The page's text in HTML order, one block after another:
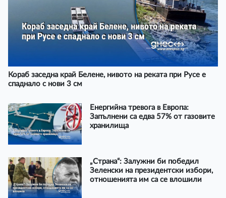
Кораб заседна край Белене, нивото на реката при Русе е
спаднало с нови 3 см
Енергийна тревога в Европа:
Запълнени са едва 57% от газовите
хранилища
„Страна“: Залужни би победил
Зеленски на президентски избори,
отношенията им са се влошили